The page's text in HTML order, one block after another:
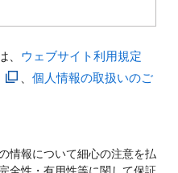
ウェブサイト利用規定
個人情報の取扱いのご
情報について細心の注意を払
全性・有用性等に関して保証